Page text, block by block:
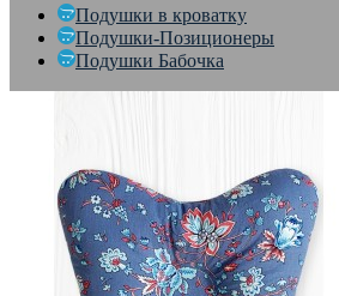
Подушки в кроватку
Подушки-Позиционеры
Подушки Бабочка